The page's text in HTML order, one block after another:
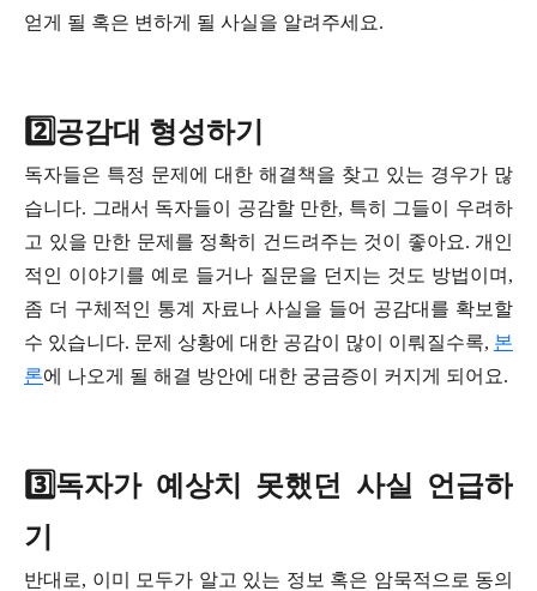
얻게 될 혹은 변하게 될 사실을 알려주세요.
2️⃣공감대 형성하기
독자들은 특정 문제에 대한 해결책을 찾고 있는 경우가 많
습니다. 그래서 독자들이 공감할 만한, 특히 그들이 우려하
고 있을 만한 문제를 정확히 건드려주는 것이 좋아요. 개인
적인 이야기를 예로 들거나 질문을 던지는 것도 방법이며,
좀 더 구체적인 통계 자료나 사실을 들어 공감대를 확보할
수 있습니다. 문제 상황에 대한 공감이 많이 이뤄질수록, 본
론에 나오게 될 해결 방안에 대한 궁금증이 커지게 되어요.
3️⃣독자가 예상치 못했던 사실 언급하
기
반대로, 이미 모두가 알고 있는 정보 혹은 암묵적으로 동의